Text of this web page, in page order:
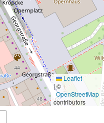
Leaflet
|©
OpenStreetMap
contributors